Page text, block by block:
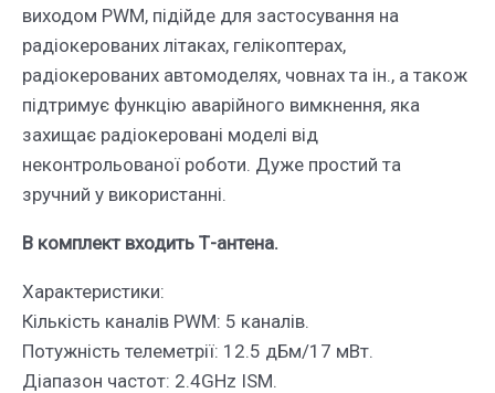
виходом PWM, підійде для застосування на
радіокерованих літаках, гелікоптерах,
радіокерованих автомоделях, човнах та ін., а також
підтримує функцію аварійного вимкнення, яка
захищає радіокеровані моделі від
неконтрольованої роботи. Дуже простий та
зручний у використанні.
В комплект входить Т-антена.
Характеристики:
Кількість каналів PWM: 5 каналів.
Потужність телеметрії: 12.5 дБм/17 мВт.
Діапазон частот: 2.4GHz ISM.